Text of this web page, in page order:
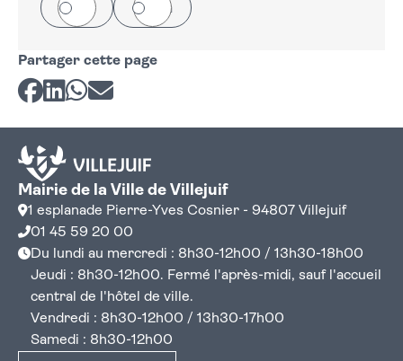
Oui Non
Partager cette page
Partager sur Facebook
Partager sur LinkedIn
Partager sur Whatsapp
Partager par courriel
Mairie de la Ville de Villejuif
1 esplanade Pierre-Yves Cosnier - 94807 Villejuif
01 45 59 20 00
Du lundi au mercredi : 8h30-12h00 / 13h30-18h00
Jeudi : 8h30-12h00. Fermé l'après-midi, sauf l'accueil
central de l'hôtel de ville.
Vendredi : 8h30-12h00 / 13h30-17h00
Samedi : 8h30-12h00